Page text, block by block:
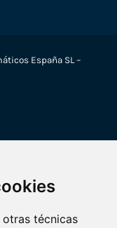
técnicas
España SL –